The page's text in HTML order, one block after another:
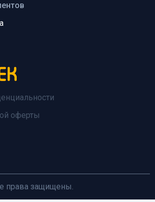
оферты
права защищены.